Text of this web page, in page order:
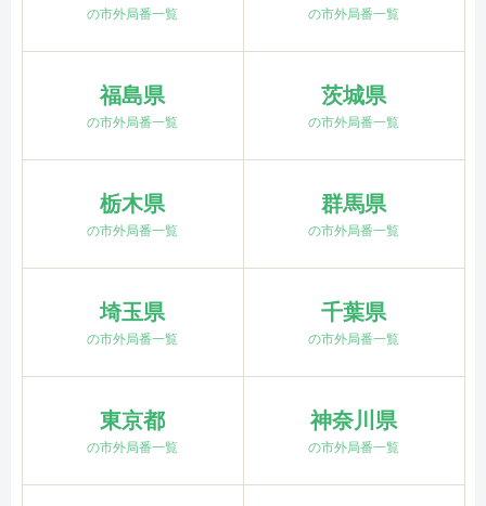
の市外局番一覧 の市外局番一覧
福島県
の市外局番一覧
茨城県
の市外局番一覧
栃木県
の市外局番一覧
群馬県
の市外局番一覧
埼玉県
の市外局番一覧
千葉県
の市外局番一覧
東京都
の市外局番一覧
神奈川県
の市外局番一覧